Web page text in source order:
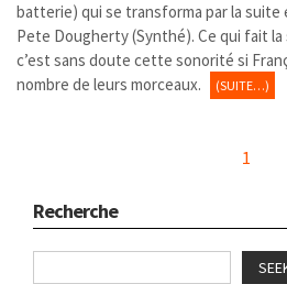
batterie) qui se transforma par la suite
Pete Dougherty (Synthé). Ce qui fait la
c’est sans doute cette sonorité si
nombre de leurs morceaux.
(SUITE…)
1
Recherche